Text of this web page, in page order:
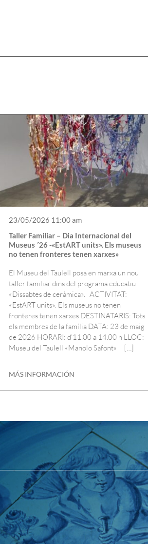
23/05/2026 11:00 am
Taller Familiar – Dia Internacional del
Museus ´26 -«EstART units». Els museus
no tenen fronteres tenen xarxes»
El Museu del Taulell posa en marxa un nou
taller familiar dins del programa educatiu
«Dissabtes de ceràmica». ACTIVITAT:
«EstART units». Els museus no tenen
fronteres tenen xarxes DESTINATARIS: Tots
els membres de la família DATA: 23 de maig
de 2026 HORARI: d’11.00 a 14.00 h LLOC:
Museu del Taulell «Manolo Safont» […]
MÁS INFORMACIÓN